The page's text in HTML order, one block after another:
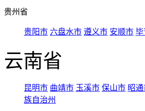
贵州省
贵阳市 六盘水市 遵义市 安顺市 毕
云南省
昆明市 曲靖市 玉溪市 保山市 昭
族自治州